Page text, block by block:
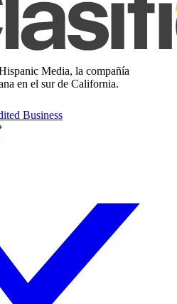
Media, la compañía
en el sur de California.
Business